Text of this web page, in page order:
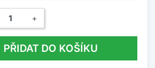
+
PŘIDAT DO KOŠÍKU